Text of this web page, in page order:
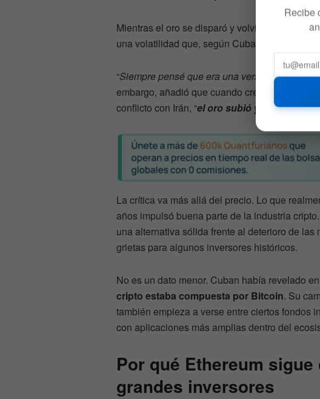
Mientras el oro se disparó y volvió a captar
una volatilidad que, según Cuban, no encaja
“Siempre pensé que era una versión mejorada
embargo, añadió que cuando crecieron las
conflicto con Irán, “el oro subió y Bitcoin cayó
La crítica va más allá del precio. Lo que
años impulsó buena parte de la industria
una alternativa sólida frente al deterioro de
grietas para algunos inversores históricos.
No es un dato menor. Cuban había revelado
cripto estaba compuesta por Bitcoin. Su
también empieza a verse entre ciertos fondos
con aplicaciones más amplias dentro del
Por qué Ethereum
grandes inversores
Recibe